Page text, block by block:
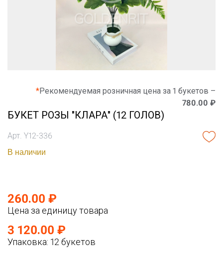
*Рекомендуемая розничная цена за 1 букетов –
780.00 ₽
БУКЕТ РОЗЫ "КЛАРА" (12 ГОЛОВ)
Арт. Y12-336
В наличии
260.00 ₽
Цена за единицу товара
3 120.00 ₽
Упаковка: 12 букетов